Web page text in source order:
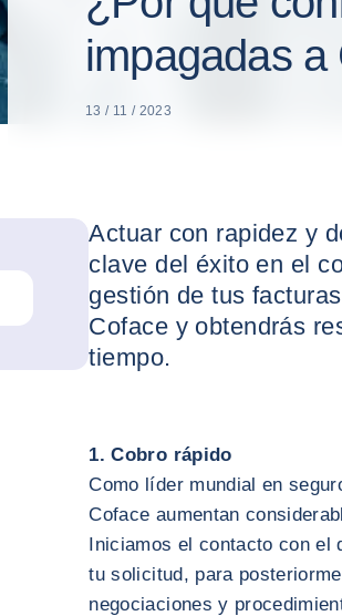
impagadas a
13 / 11 / 2023
Actuar con rapidez y
clave del éxito en el
gestión de tus
Coface y obtendrás
tiempo.
1. Cobro rápido
Como líder mundial en
Coface aumentan
Iniciamos el contacto con el
tu solicitud, para
negociaciones y